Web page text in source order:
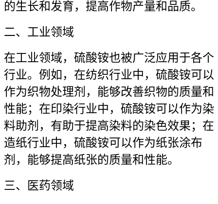
的生长和发育，提高作物产量和品质。
二、工业领域
在工业领域，硫酸铵也被广泛应用于各个
行业。例如，在纺织行业中，硫酸铵可以
作为织物处理剂，能够改善织物的质量和
性能；在印染行业中，硫酸铵可以作为染
料助剂，有助于提高染料的染色效果；在
造纸行业中，硫酸铵可以作为纸张涂布
剂，能够提高纸张的质量和性能。
三、医药领域